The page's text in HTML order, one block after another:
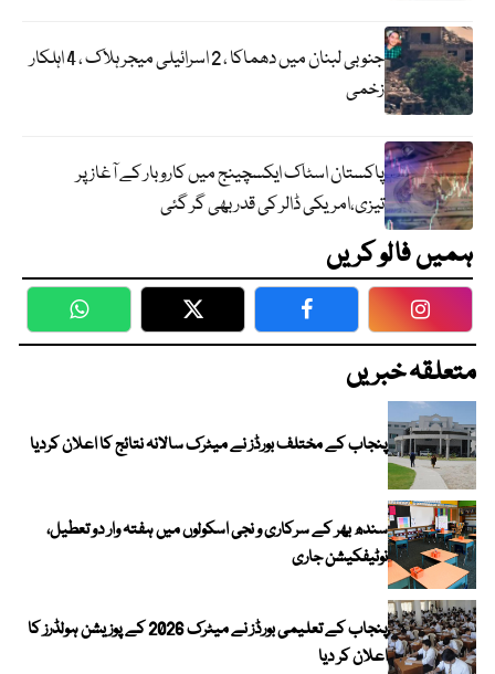
جنوبی لبنان میں دھماکا ، 2 اسرائیلی میجر ہلاک ، 4 اہلکار
زخمی
پاکستان اسٹاک ایکسچینج میں کاروبار کے آغاز پر
تیزی،امریکی ڈالر کی قدر بھی گر گئی
ہمیں فالو کریں
WhatsApp Twitter Facebook
متعلقہ خبریں
پنجاب کے مختلف بورڈز نے میٹرک سالانہ نتائج کا اعلان کردیا
سندھ بھر کے سرکاری و نجی اسکولوں میں ہفتہ وار دو تعطیل،
نوٹیفکیشن جاری
پنجاب کے تعلیمی بورڈز نے میٹرک 2026 کے پوزیشن ہولڈرز کا
اعلان کر دیا